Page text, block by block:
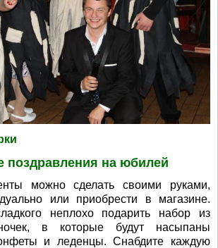
поздравления на юбилей
можно сделать своими руками,
или приобрести в магазине.
неплохо подарить набор из
в которые будут насыпаны
и леденцы. Снабдите каждую